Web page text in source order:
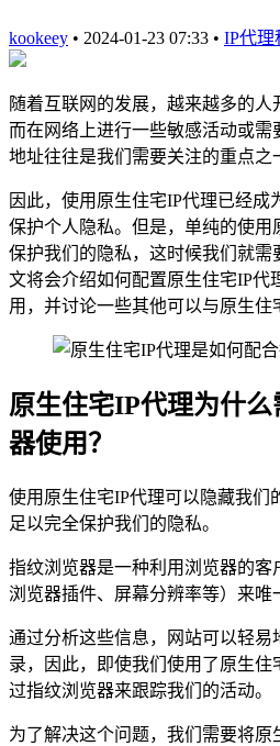
kookeey • 2024-01-23 07:33 • IP代理
随着互联网的发展，越来越多的人
而在网络上进行一些敏感活动或需
地址往往是我们需要关注的重点之
因此，使用原生住宅IP代理已经成
保护个人隐私。但是，单纯的使用
保护我们的隐私，这时候我们就
文将会介绍如何配置原生住宅IP代
用，并讨论一些其他可以与原生住
原生住宅IP代理为什
器使用？
使用原生住宅IP代理可以隐藏我们
足以完全保护我们的隐私。
指纹浏览器是一种利用浏览器的客
浏览器插件、屏幕分辨率等）来唯
通过分析这些信息，网站可以轻
录，因此，即使我们使用了原生住
过指纹浏览器来跟踪我们的活动。
为了解决这个问题，我们需要将原